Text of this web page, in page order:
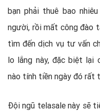
bạn phải thuê bao
người, rồi mất công đào
tìm đến dịch vụ tư vấn
lo lắng này, đặc biệt lại
nào tính tiền ngày đó rất
Đội ngũ telasale này sẽ